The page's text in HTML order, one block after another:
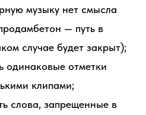
музыку нет смысла
— путь в
случае будет закрыт);
одинаковые отметки
клипами;
слова, запрещенные в